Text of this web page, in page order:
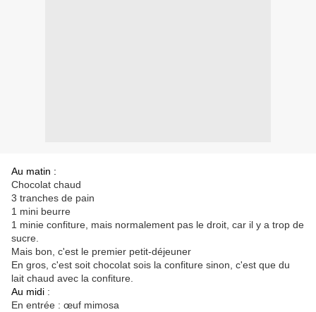
Au matin :
Chocolat chaud
3 tranches de pain
1 mini beurre
1 minie confiture, mais normalement pas le droit, car il y a trop de
sucre.
Mais bon, c'est le premier petit-déjeuner
En gros, c'est soit chocolat sois la confiture sinon, c'est que du
lait chaud avec la confiture.
Au midi :
En entrée : œuf mimosa